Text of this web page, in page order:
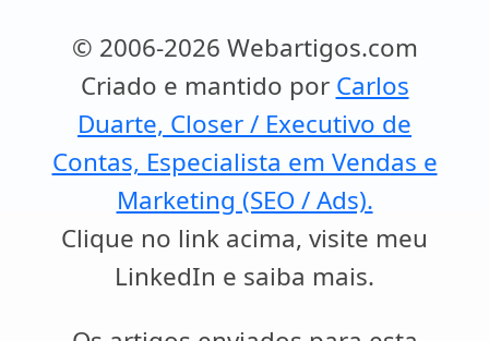
© 2006-2026 Webartigos.com
Criado e mantido por Carlos
Duarte, Closer / Executivo de
Contas, Especialista em Vendas e
Marketing (SEO / Ads).
Clique no link acima, visite meu
LinkedIn e saiba mais.